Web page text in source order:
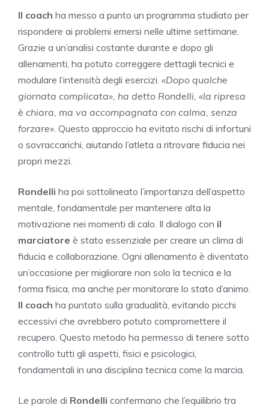
Il coach ha messo a punto un programma studiato per
rispondere ai problemi emersi nelle ultime settimane.
Grazie a un’analisi costante durante e dopo gli
allenamenti, ha potuto correggere dettagli tecnici e
modulare l’intensità degli esercizi. «Dopo qualche
giornata complicata», ha detto Rondelli, «la ripresa
è chiara, ma va accompagnata con calma, senza
forzare». Questo approccio ha evitato rischi di infortuni
o sovraccarichi, aiutando l’atleta a ritrovare fiducia nei
propri mezzi.
Rondelli ha poi sottolineato l’importanza dell’aspetto
mentale, fondamentale per mantenere alta la
motivazione nei momenti di calo. Il dialogo con il
marciatore è stato essenziale per creare un clima di
fiducia e collaborazione. Ogni allenamento è diventato
un’occasione per migliorare non solo la tecnica e la
forma fisica, ma anche per monitorare lo stato d’animo.
Il coach ha puntato sulla gradualità, evitando picchi
eccessivi che avrebbero potuto compromettere il
recupero. Questo metodo ha permesso di tenere sotto
controllo tutti gli aspetti, fisici e psicologici,
fondamentali in una disciplina tecnica come la marcia.
Le parole di Rondelli confermano che l’equilibrio tra